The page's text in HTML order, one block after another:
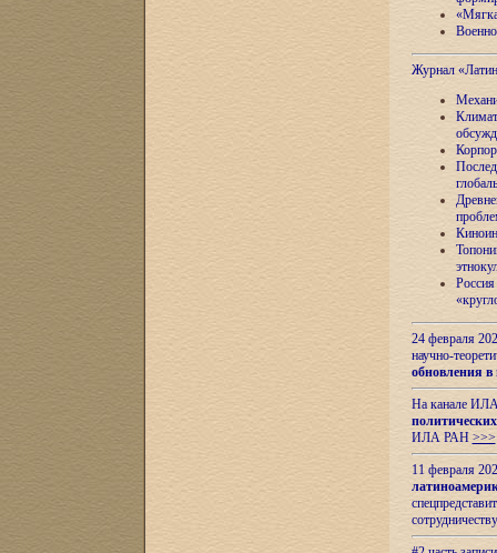
Журнал
24 февраля
научно-
обновления в
На канале
ИЛА РАН >>>
11 февраля